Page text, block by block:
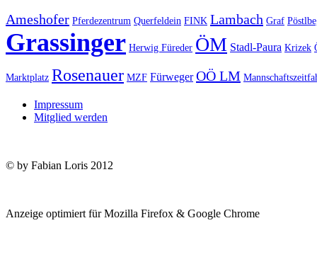
Ameshofer Pferdezentrum Querfeldein FINK Lambach Graf
Grassinger Herwig Füreder ÖM Stadl-Paura Krizek
Marktplatz Rosenauer MZF Fürweger OÖ LM
Impressum
Mitglied werden
© by Fabian Loris 2012
Anzeige optimiert für Mozilla Firefox & Google Chrome